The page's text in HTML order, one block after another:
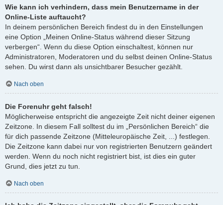
Wie kann ich verhindern, dass mein Benutzername in der
Online-Liste auftaucht?
In deinem persönlichen Bereich findest du in den Einstellungen
eine Option „Meinen Online-Status während dieser Sitzung
verbergen“. Wenn du diese Option einschaltest, können nur
Administratoren, Moderatoren und du selbst deinen Online-Status
sehen. Du wirst dann als unsichtbarer Besucher gezählt.
Nach oben
Die Forenuhr geht falsch!
Möglicherweise entspricht die angezeigte Zeit nicht deiner eigenen
Zeitzone. In diesem Fall solltest du im „Persönlichen Bereich“ die
für dich passende Zeitzone (Mitteleuropäische Zeit, ...) festlegen.
Die Zeitzone kann dabei nur von registrierten Benutzern geändert
werden. Wenn du noch nicht registriert bist, ist dies ein guter
Grund, dies jetzt zu tun.
Nach oben